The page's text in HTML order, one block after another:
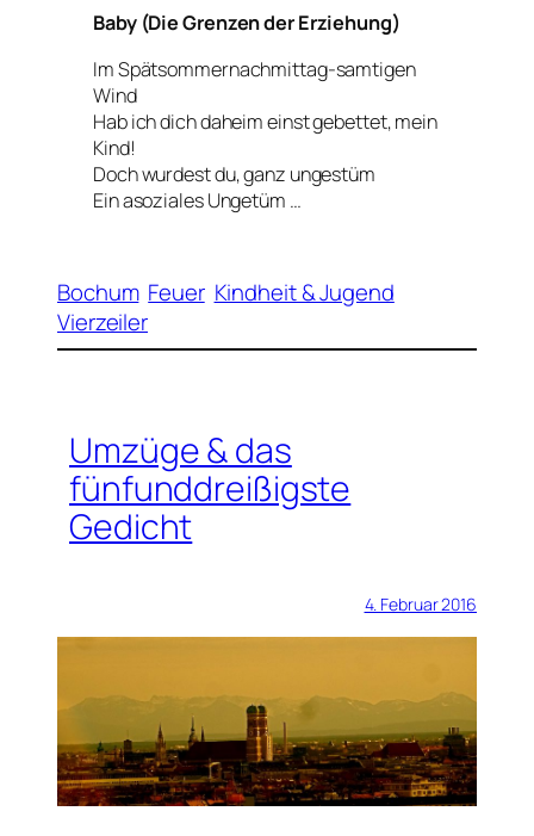
Baby (Die Grenzen der Erziehung)
Im Spätsommernachmittag-samtigen
Wind
Hab ich dich daheim einst gebettet, mein
Kind!
Doch wurdest du, ganz ungestüm
Ein asoziales Ungetüm …
Bochum Feuer Kindheit & Jugend
Vierzeiler
Umzüge & das
fünfunddreißigste
Gedicht
4. Februar 2016